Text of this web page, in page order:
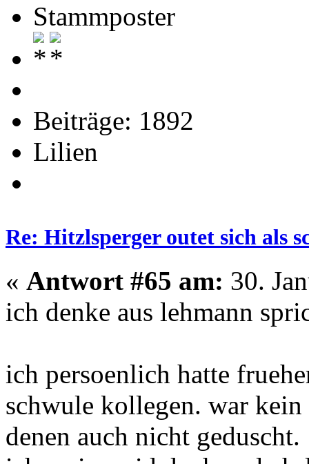
Stammposter
Beiträge: 1892
Lilien
Re: Hitzlsperger outet sich als
« Antwort #65 am: 30.
ich denke aus lehmann
ich persoenlich hatte
schwule kollegen. war
denen auch nicht geduscht.